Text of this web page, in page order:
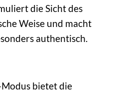
die Sicht des
Weise und macht
authentisch.
bietet die